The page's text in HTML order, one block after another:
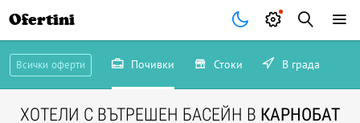
Ofertini
Всички оферти Почивки Стоки В града
ХОТЕЛИ С ВЪТРЕШЕН БАСЕЙН В КАРНОБАТ